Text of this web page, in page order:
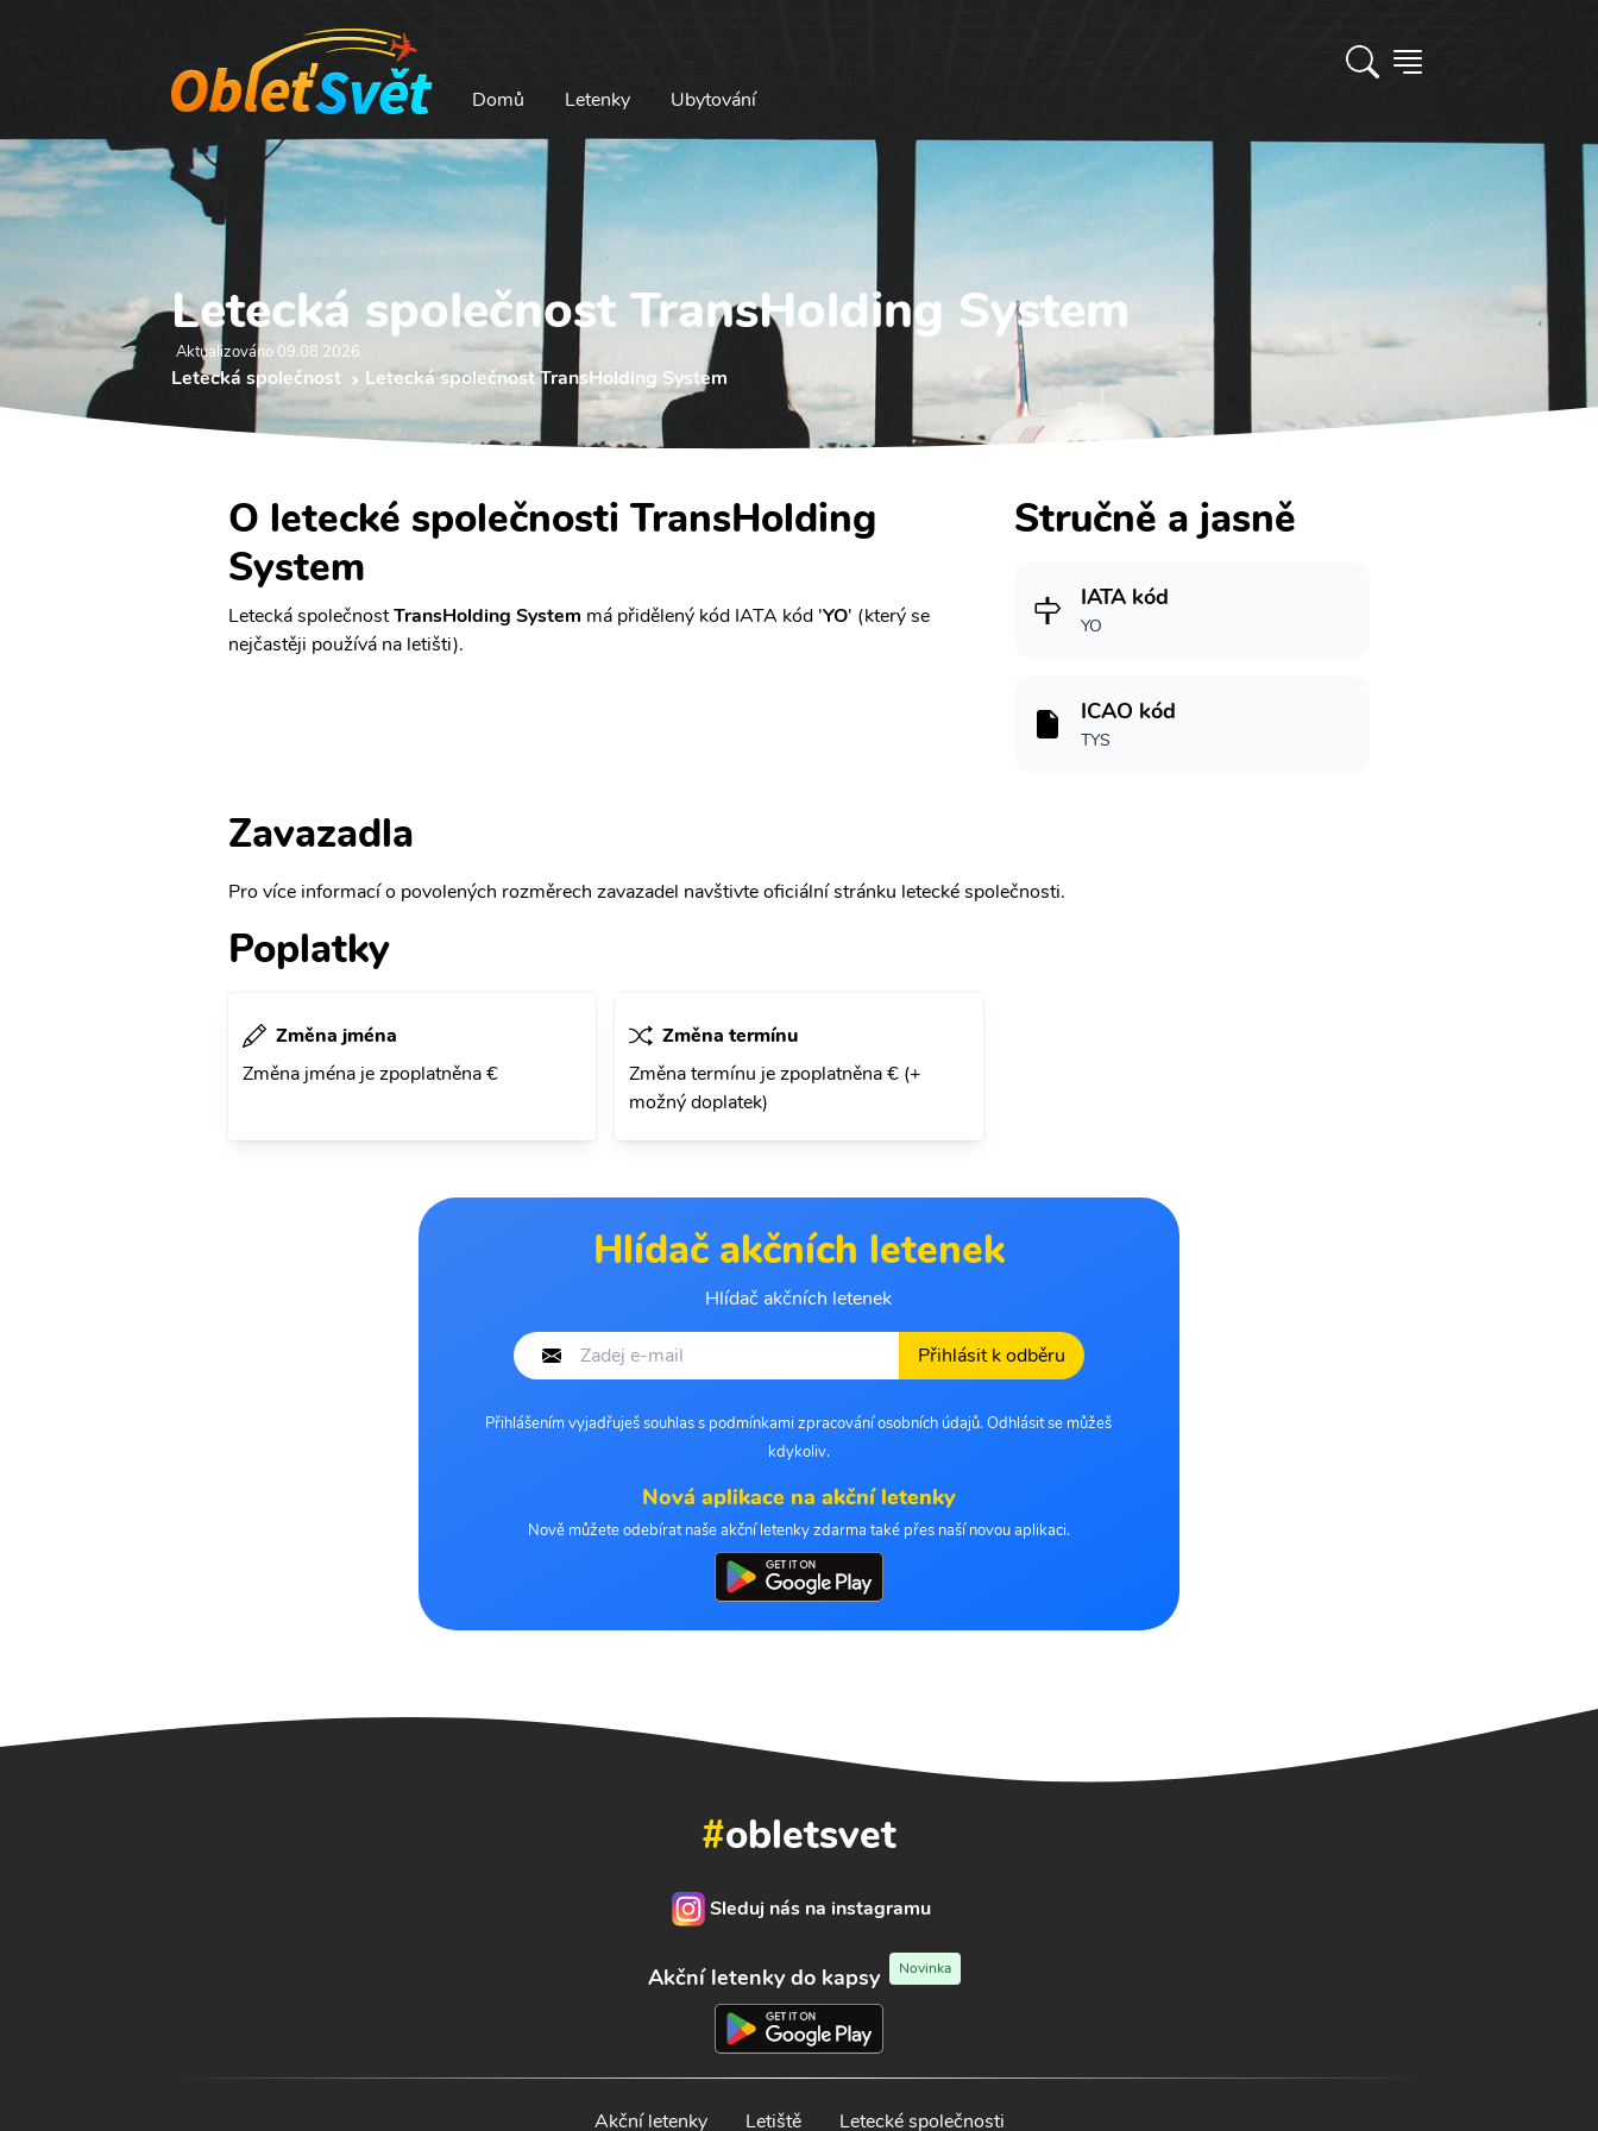
Domů Letenky Ubytování
Letecká společnost TransHolding System
Aktualizováno 09.08 2026
Letecká společnost Letecká společnost TransHolding System
O letecké společnosti TransHolding
System
Letecká společnostTransHolding System má přidělený kód IATA kód 'YO' (který se
nejčastěji používá na letišti).
Stručně a jasně
IATA kód
YO
ICAO kód
TYS
Zavazadla
Pro více informací o povolených rozměrech zavazadel navštivte oficiální stránku letecké společnosti.
Poplatky
Změna jména
Změna jména je zpoplatněna €
Změna termínu
Změna termínu je zpoplatněna € (+
možný doplatek)
Hlídač akčních letenek
Hlídač akčních letenek
Přihlásit k odběru
Přihlášením vyjadřuješ souhlas s podmínkami zpracování osobních údajů. Odhlásit se můžeš
kdykoliv.
Nová aplikace na akční letenky
Nově můžete odebírat naše akční letenky zdarma také přes naší novou aplikaci.
#obletsvet
Sleduj nás na instagramu
Akční letenky do kapsy Novinka
Akční letenky Letiště Letecké společnosti